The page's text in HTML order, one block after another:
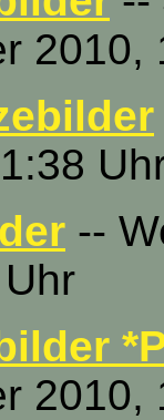
2010,
--
2010,